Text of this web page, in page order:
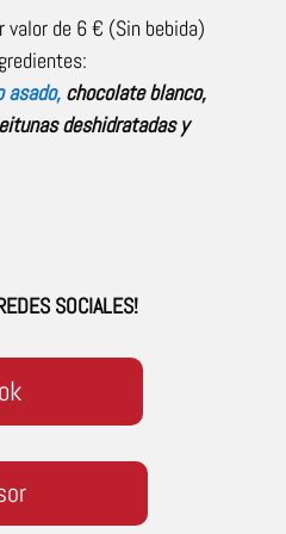
valor de 6 € (Sin bebida)
asado,chocolate blanco,
deshidratadas y
SOCIALES!